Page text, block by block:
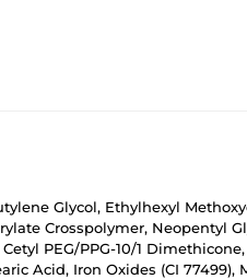
Glycol, Ethylhexyl
Crosspolymer, Neopentyl
PEG/PPG-10/1
Acid, Iron Oxides (CI 77499),